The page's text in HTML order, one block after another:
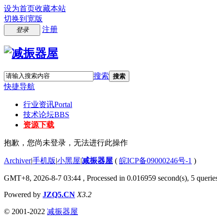
设为首页收藏本站
切换到宽版
登录 注册
搜索 搜索
快捷导航
行业资讯Portal
技术论坛BBS
资源下载
抱歉，您尚未登录，无法进行此操作
Archiver|手机版|小黑屋|减振器屋 ( 皖ICP备09000246号-1 )
GMT+8, 2026-8-7 03:44 , Processed in 0.016959 second(s), 5
Powered by JZQ5.CN X3.2
© 2001-2022 减振器屋